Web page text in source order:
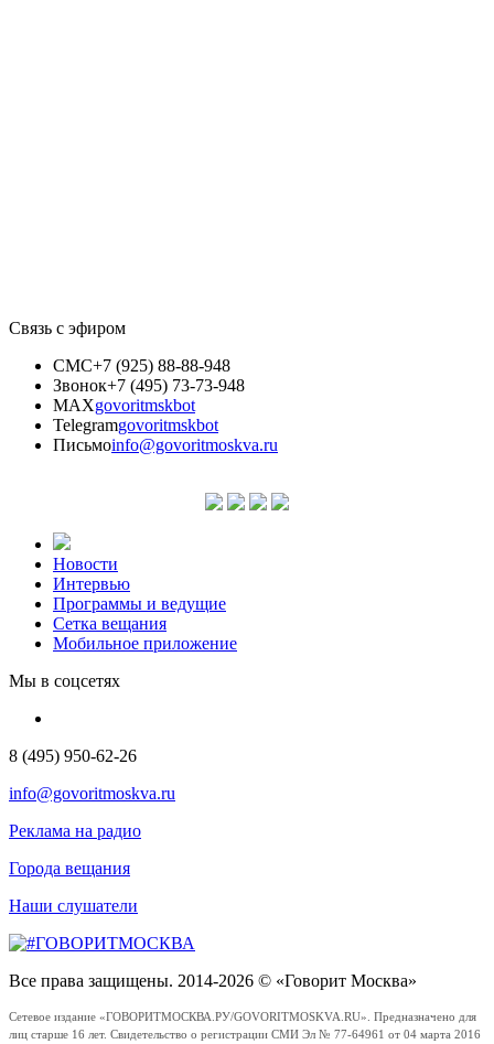
Связь с эфиром
СМС+7 (925) 88-88-948
Звонок+7 (495) 73-73-948
MAXgovoritmskbot
Telegramgovoritmskbot
Письмоinfo@govoritmoskva.ru
Новости
Интервью
Программы и ведущие
Сетка вещания
Мобильное приложение
Мы в соцсетях
8 (495) 950-62-26
info@govoritmoskva.ru
Реклама на радио
Города вещания
Наши слушатели
Все права защищены. 2014-2026 © «Говорит Москва»
Сетевое издание «ГОВОРИТМОСКВА.РУ/GOVORITMOSKVA.RU». Предназначено для
лиц старше 16 лет. Свидетельство о регистрации СМИ Эл № 77-64961 от 04 марта 2016